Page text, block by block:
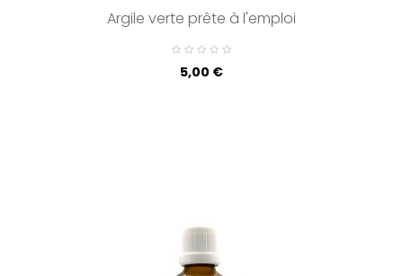
Argile verte prête à l'emploi
Prix
5,00 €